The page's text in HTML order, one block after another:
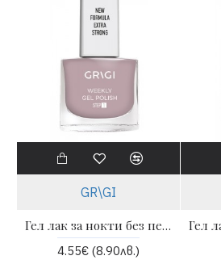
GR\GI
Гел лак за нокти без печене Weekly 12 ml - 651 | GRIGI
4.55€ (8.90лв.)